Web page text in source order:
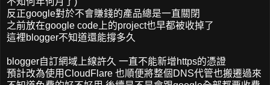
反正google對於不會賺錢的產品總是一直關閉
之前放在google code上的project也早都被收掉了
這裡blogger不知道還能撐多久
blogger自訂網域上線許久 一直不能新增https的憑證
預計改為使用CloudFlare 也順便將整個DNS代管也搬遷過來